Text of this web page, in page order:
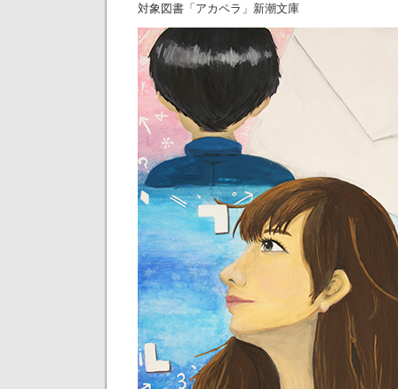
対象図書「アカペラ」新潮文庫